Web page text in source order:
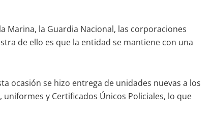
Marina, la Guardia Nacional, las corporaciones
de ello es que la entidad se mantiene con una
ocasión se hizo entrega de unidades nuevas a los
y Certificados Únicos Policiales, lo que